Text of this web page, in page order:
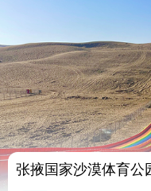
张掖国家沙漠体育公